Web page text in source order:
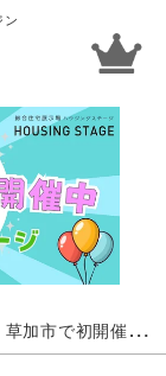
草加市で初開催！親子で1日楽しめる「KIDS FES in さいたま」 6月27日・28日にまつばら綾瀬川公園で開催